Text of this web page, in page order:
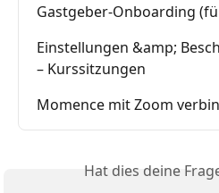
Gastgeber-Onboarding
Einstellungen &amp;
– Kurssitzungen
Momence mit Zoom
Hat dies deine